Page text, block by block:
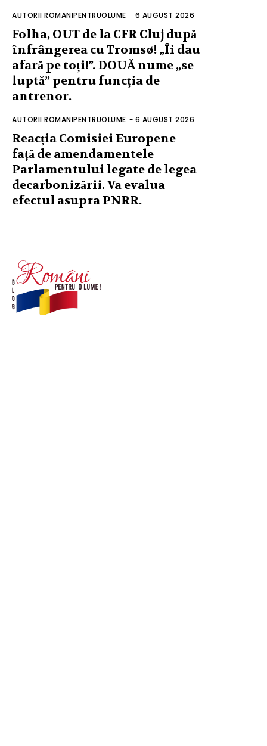
AUTORII ROMANIPENTRUOLUME - 6 AUGUST 2026
Folha, OUT de la CFR Cluj după
înfrângerea cu Tromsø! „Îi dau
afară pe toți!”. DOUĂ nume „se
luptă” pentru funcția de
antrenor.
AUTORII ROMANIPENTRUOLUME - 6 AUGUST 2026
Reacția Comisiei Europene
față de amendamentele
Parlamentului legate de legea
decarbonizării. Va evalua
efectul asupra PNRR.